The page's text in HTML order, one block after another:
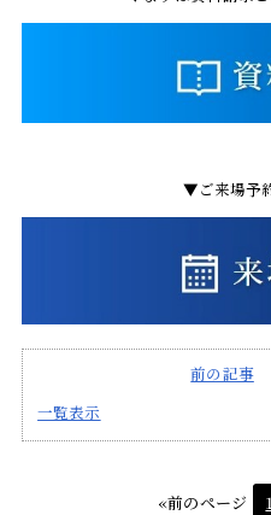
▼ご来場予
前の記事
一覧表示
«前のページ